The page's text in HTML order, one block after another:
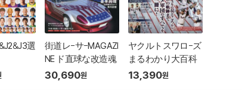
選
街道レ-サ-MAGAZI
NE ド直球な改造魂
30,690원
ヤクルトスワロ-ズ
まるわかり大百科
13,390원